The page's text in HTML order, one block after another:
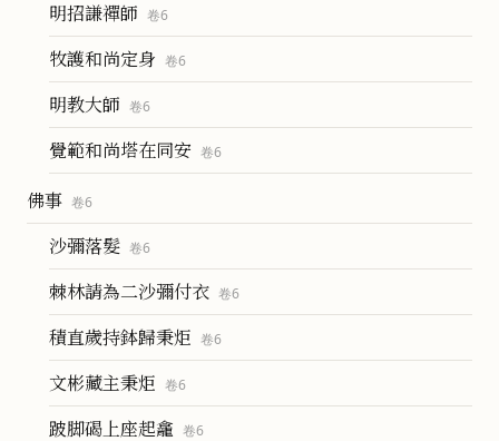
明招謙禪師 卷6
牧護和尚定身 卷6
明教大師 卷6
覺範和尚塔在同安 卷6
佛事 卷6
沙彌落髮 卷6
棘林請為二沙彌付衣 卷6
積直歲持鉢歸秉炬 卷6
文彬藏主秉炬 卷6
跛脚碣上座起龕 卷6